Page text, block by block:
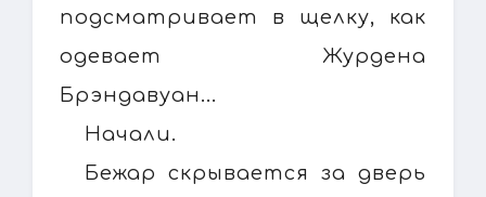
подсматривает в щелку, как
одевает Журдена
Брэндавуан...
Начали.
Бежар скрывается за дверь